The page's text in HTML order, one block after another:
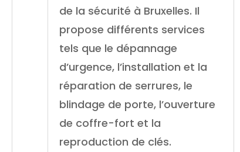
de la sécurité à Bruxelles. Il
propose différents services
tels que le dépannage
d’urgence, l’installation et la
réparation de serrures, le
blindage de porte, l’ouverture
de coffre-fort et la
reproduction de clés.